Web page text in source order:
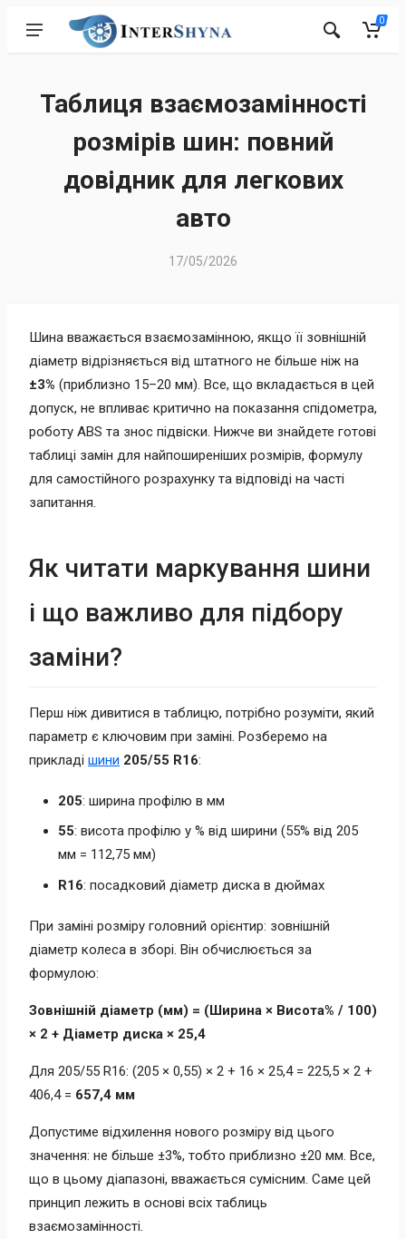
0
Таблиця взаємозамінності
розмірів шин: повний
довідник для легкових
авто
17/05/2026
Шина вважається взаємозамінною, якщо її зовнішній
діаметр відрізняється від штатного не більше ніж на
±3% (приблизно 15–20 мм). Все, що вкладається в цей
допуск, не впливає критично на показання спідометра,
роботу ABS та знос підвіски. Нижче ви знайдете готові
таблиці замін для найпоширеніших розмірів, формулу
для самостійного розрахунку та відповіді на часті
запитання.
Як читати маркування шини
і що важливо для підбору
заміни?
Перш ніж дивитися в таблицю, потрібно розуміти, який
параметр є ключовим при заміні. Розберемо на
прикладі шини 205/55 R16:
205: ширина профілю в мм
55: висота профілю у % від ширини (55% від 205
мм = 112,75 мм)
R16: посадковий діаметр диска в дюймах
При заміні розміру головний орієнтир: зовнішній
діаметр колеса в зборі. Він обчислюється за
формулою:
Зовнішній діаметр (мм) = (Ширина × Висота% / 100)
× 2 + Діаметр диска × 25,4
Для 205/55 R16: (205 × 0,55) × 2 + 16 × 25,4 = 225,5 × 2 +
406,4 = 657,4 мм
Допустиме відхилення нового розміру від цього
значення: не більше ±3%, тобто приблизно ±20 мм. Все,
що в цьому діапазоні, вважається сумісним. Саме цей
принцип лежить в основі всіх таблиць
взаємозамінності.